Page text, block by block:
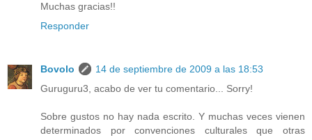
Muchas gracias!!
Responder
Bovolo
14 de septiembre de 2009 a las 18:53
Guruguru3, acabo de ver tu comentario... Sorry!
Sobre gustos no hay nada escrito. Y muchas veces vienen
determinados por convenciones culturales que otras